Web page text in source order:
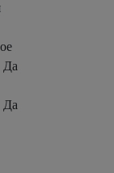
Да
Да